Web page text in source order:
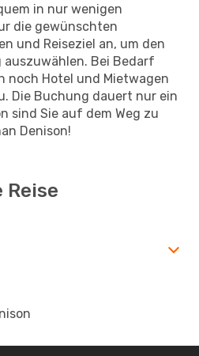
in nur wenigen
die gewünschten
und Reiseziel an, um den
auszuwählen. Bei Bedarf
noch Hotel und Mietwagen
Die Buchung dauert nur ein
sind Sie auf dem Weg zu
Denison!
Reise